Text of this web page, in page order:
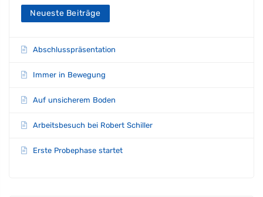
Neueste Beiträge
Abschlusspräsentation
Immer in Bewegung
Auf unsicherem Boden
Arbeitsbesuch bei Robert Schiller
Erste Probephase startet